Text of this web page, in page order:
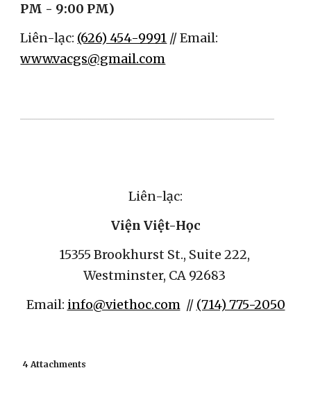
PM - 9:00 PM)
Liên-lạc: (626) 454-9991
www.vacgs@gmail.com
Liên-lạc:
Viện Việt-Học
15355 Brookhurst St., Suite 222,
Westminster, CA 92683
Email: info@viethoc.com
  //
(714) 775-2050
4 Attachments